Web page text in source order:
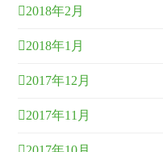
2018年2月
2018年1月
2017年12月
2017年11月